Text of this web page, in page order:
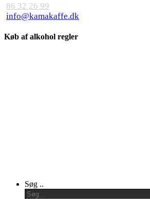
86 32 26 99
info@kamakaffe.dk
Køb af alkohol regler
Menu
Søg ..